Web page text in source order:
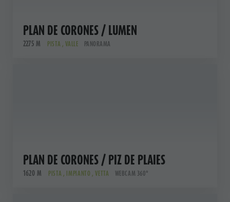
PLAN DE CORONES / LUMEN
2275 M PISTA , VALLE PANORAMA
PLAN DE CORONES / PIZ DE PLAIES
1620 M PISTA , IMPIANTO , VETTA WEBCAM 360°